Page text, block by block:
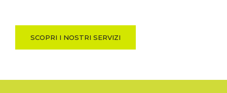
SCOPRI I NOSTRI SERVIZI